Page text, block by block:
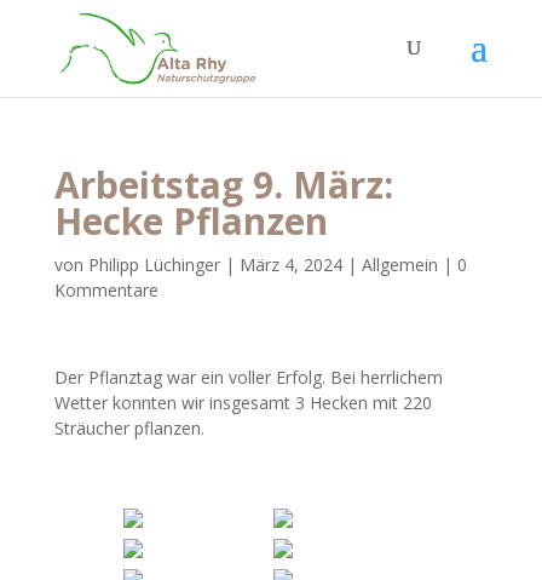
Arbeitstag 9. März:
Hecke Pflanzen
von Philipp Lüchinger| März 4, 2024| Allgemein | 0
Kommentare
Der Pflanztag war ein voller Erfolg. Bei herrlichem
Wetter konnten wir insgesamt 3 Hecken mit 220
Sträucher pflanzen.